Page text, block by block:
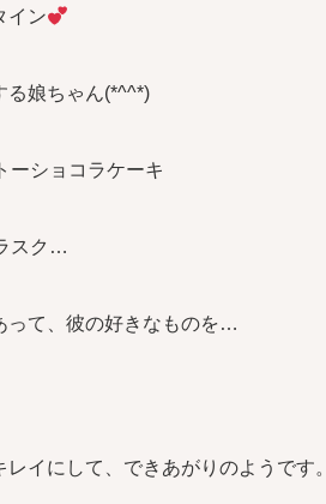
イン
る娘ちゃん(*^^*)
ーショコラケーキ
スク…
って、彼の好きなものを…
レイにして、できあがりのようです。